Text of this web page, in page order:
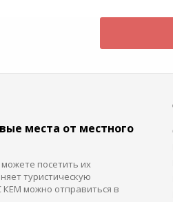
места от местного
посетить их
туристическую
можно отправиться в